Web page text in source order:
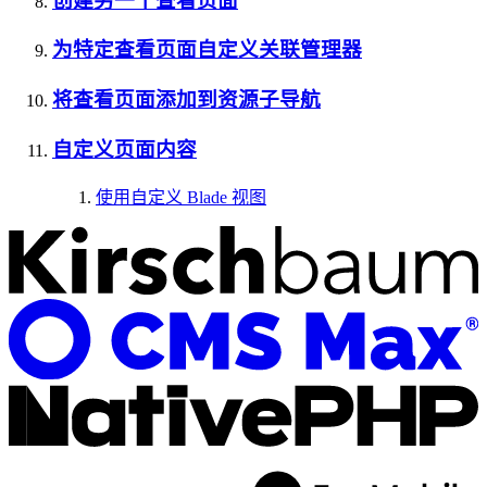
为特定查看页面自定义关联管理器
将查看页面添加到资源子导航
自定义页面内容
使用自定义 Blade 视图